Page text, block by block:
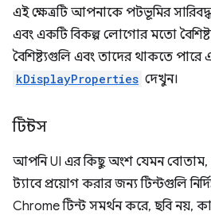
এই ক্ষেত্রটি আপনাকে পটভূমির
এবং একটি বিকল্প লোগোর মতো
বৈশিষ্ট্যগুলি এবং তাদের থাকতে
kDisplayProperties দেখুন।
টিন্টস
আপনি UI এর কিছু অংশ যেমন বোতাম,
ট্যাবে প্রয়োগ করার জন্য টিন্টগুলি
Chrome টিন্ট সমর্থন করে, ছবি নয়,